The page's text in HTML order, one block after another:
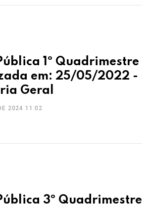
1º Quadrimestre
em: 25/05/2022 -
Geral
2024 11:02
3º Quadrimestre